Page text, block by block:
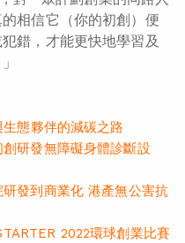
相信它（你的初創）便
錯，才能更快地學習及
態夥伴的減碳之路
創研發無障礙身體診斷設
研發到商業化 港產無公害抗
2022環球創業比賽